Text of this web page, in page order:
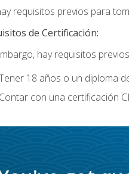
requisitos previos para
de Certificación:
hay requisitos
18 años o un diploma
Contar con una certificación